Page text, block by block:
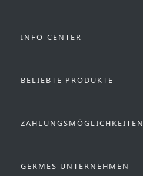
INFO-CENTER
BELIEBTE PRODUKTE
ZAHLUNGSMÖGLICHKEITEN
GERMES UNTERNEHMEN